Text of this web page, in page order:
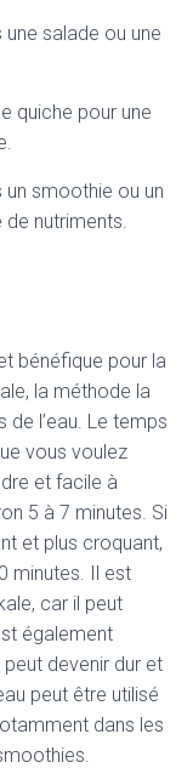
salade ou une
quiche pour une
smoothie ou un
de nutriments.
bénéfique pour la
la méthode la
de l’eau. Le temps
vous voulez
et facile à
5 à 7 minutes. Si
et plus croquant,
minutes. Il est
car il peut
également
devenir dur et
peut être utilisé
dans les